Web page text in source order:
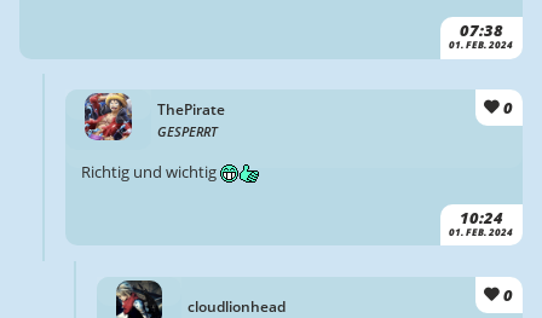
07:38
01. FEB. 2024
ThePirate
GESPERRT
0
10:24
01. FEB. 2024
Richtig und wichtig
cloudlionhead
0